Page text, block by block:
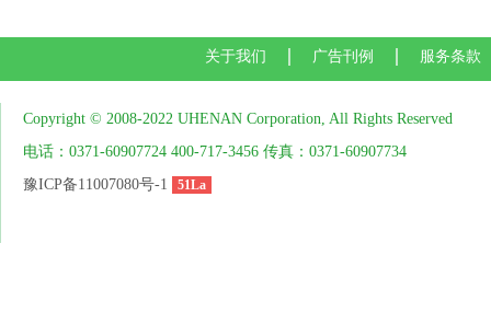
关于我们 广告刊例 服务条款
Copyright © 2008-2022 UHENAN Corporation, All Rights Reserved
电话：0371-60907724 400-717-3456 传真：0371-60907734
豫ICP备11007080号-1
51La